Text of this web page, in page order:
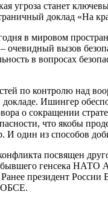
угроза станет
доклад «На
в мировом
– очевидный вызов
в вопросах
по контролю над
докладе. Ишингер
о сокращении
что якобы
один из способов
посвящен
генсека НАТО
президент
ОБСЕ.